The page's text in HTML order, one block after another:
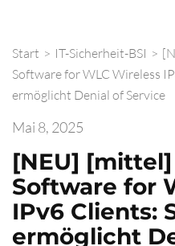
Start > IT-Sicherheit-BSI >
Software for WLC Wireless
ermöglicht Denial of Service
Mai 8, 2025
[NEU] [mittel]
Software for
IPv6 Clients:
ermöglicht